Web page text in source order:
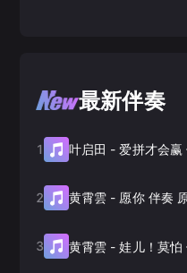
最新伴奏
1 叶启田 -爱拼才会赢
2 黄霄雲 - 愿你 伴奏
3 黄霄雲 -娃儿！莫怕